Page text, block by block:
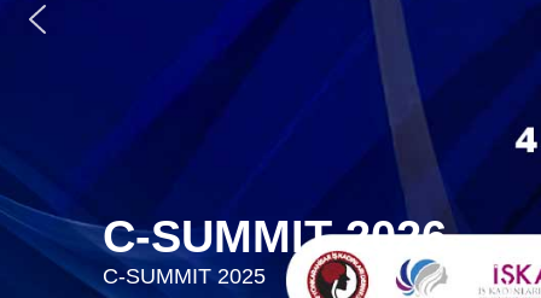
C-SUMMIT 2026
C-SUMMIT 2025